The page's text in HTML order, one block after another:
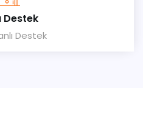
Destek
Destek